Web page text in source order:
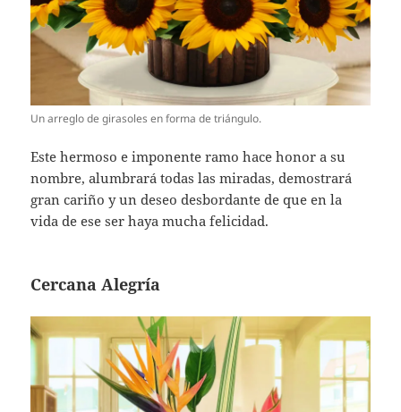
Un arreglo de girasoles en forma de triángulo.
Este hermoso e imponente ramo hace honor a su
nombre, alumbrará todas las miradas, demostrará
gran cariño y un deseo desbordante de que en la
vida de ese ser haya mucha felicidad.
Cercana Alegría